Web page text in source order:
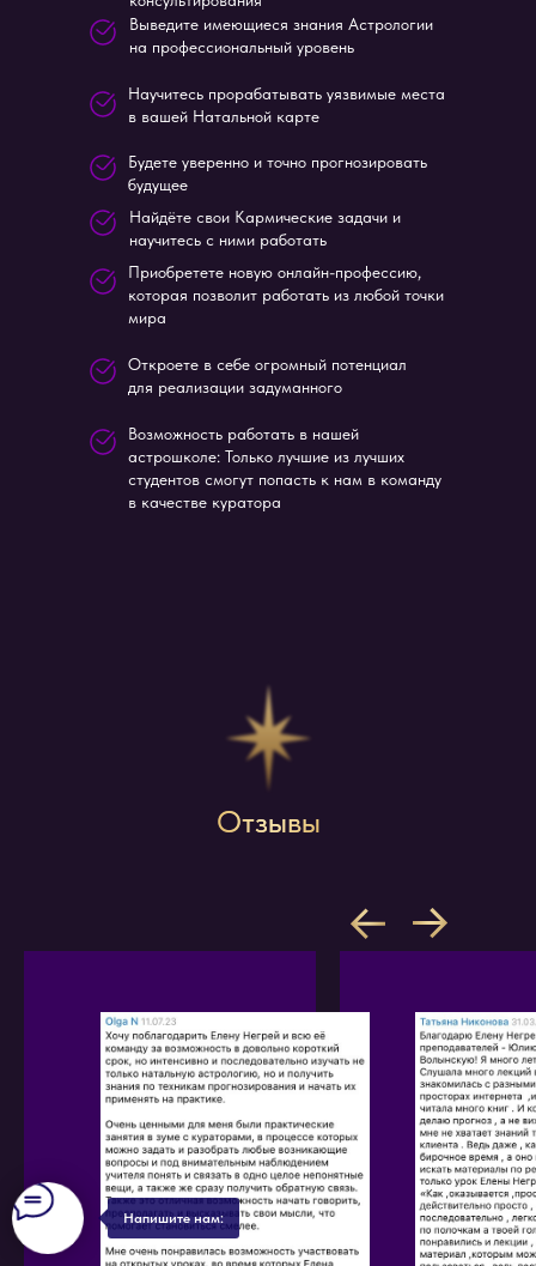
Научитесь прорабатывать уязвимые места
в вашей Натальной карте
Откроете в себе огромный потенциал
для реализации задуманного
Найдёте свои Кармические задачи и
научитесь с ними работать
Будете уверенно и точно прогнозировать
будущее
Приобретете новую онлайн-профессию,
которая позволит работать из любой точки
мира
Возможность работать в нашей
астрошколе: Только лучшие из лучших
студентов смогут попасть к нам в команду
в качестве куратора
Выведите имеющиеся знания Астрологии
на профессиональный уровень
Отзывы
Международная школа
астрологии Елены Негрей
ЛИЦЕНЗИЯ
+7 933 091 75 19 (номер для звонков)
+7 988 354-64-64 (Telegram, Viber)
Telegram - @astroshkolanegrey
Служба заботы
Политика обработки персональных данных
*Упоминаемые ресурсы Instagram, Facebook,
WhatsApp принадлежат компании Meta,
признанной экстремистской на территории
Российской Федерации
Согласие на обработку персональных данных
Договор-оферта
support@astrolognegrey.site
Напишите нам: